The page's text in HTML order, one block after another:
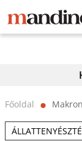
Főoldal ⬤